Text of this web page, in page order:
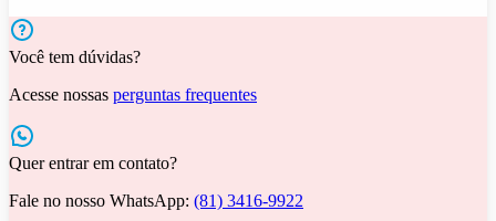
Você tem dúvidas?
Acesse nossas perguntas frequentes
Quer entrar em contato?
Fale no nosso WhatsApp: (81) 3416-9922